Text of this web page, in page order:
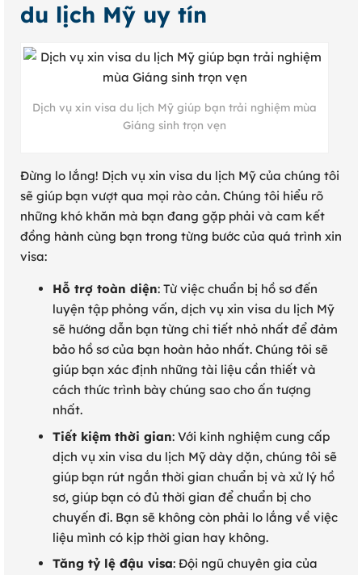
du lịch Mỹ uy tín
Dịch vụ xin visa du lịch Mỹ giúp bạn trải nghiệm mùa
Giáng sinh trọn vẹn
Đừng lo lắng! Dịch vụ xin visa du lịch Mỹ của chúng tôi
sẽ giúp bạn vượt qua mọi rào cản. Chúng tôi hiểu rõ
những khó khăn mà bạn đang gặp phải và cam kết
đồng hành cùng bạn trong từng bước của quá trình xin
visa:
Hỗ trợ toàn diện: Từ việc chuẩn bị hồ sơ đến
luyện tập phỏng vấn, dịch vụ xin visa du lịch Mỹ
sẽ hướng dẫn bạn từng chi tiết nhỏ nhất để đảm
bảo hồ sơ của bạn hoàn hảo nhất. Chúng tôi sẽ
giúp bạn xác định những tài liệu cần thiết và
cách thức trình bày chúng sao cho ấn tượng
nhất.
Tiết kiệm thời gian: Với kinh nghiệm cung cấp
dịch vụ xin visa du lịch Mỹ dày dặn, chúng tôi sẽ
giúp bạn rút ngắn thời gian chuẩn bị và xử lý hồ
sơ, giúp bạn có đủ thời gian để chuẩn bị cho
chuyến đi. Bạn sẽ không còn phải lo lắng về việc
liệu mình có kịp thời gian hay không.
Tăng tỷ lệ đậu visa: Đội ngũ chuyên gia của